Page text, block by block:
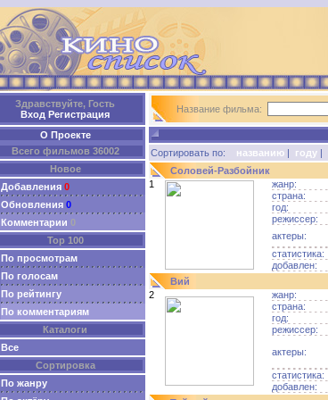
Здравствуйте, Гость
Вход Регистрация
О Проекте
Всего фильмов 36002
Новое
Добавления 0
Обновления 0
Комментарии 0
Top 100
По просмотрам
По голосам
По рейтингу
По комментариям
Каталоги
Все
Сортировка
По жанру
Название фильма:
Сортировать по: названию | году |
Соловей-Разбойник
1
жанр:
страна:
год:
режиссер:
актеры:
статистика:
добавлен:
Вий
2
жанр:
страна:
год:
режиссер:
актеры:
статистика:
добавлен: